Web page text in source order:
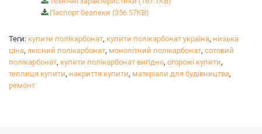
Паспорт безпеки (356.57KB)
Теги: купити полікарбонат, купити полікарбонат україна, низька
ціна, якісний полікарбонат, монолітний полікарбонат, сотовий
полікарбонат, купити полікарбонат вигідно, огорожі купити,
теплиця купити, накриття купити, матеріали для будівництва,
ремонт